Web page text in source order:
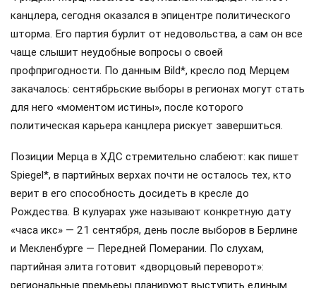
канцлера, сегодня оказался в эпицентре политического
шторма. Его партия бурлит от недовольства, а сам он все
чаще слышит неудобные вопросы о своей
профпригодности. По данным Bild*, кресло под Мерцем
закачалось: сентябрьские выборы в регионах могут стать
для него «моментом истины», после которого
политическая карьера канцлера рискует завершиться.
Позиции Мерца в ХДС стремительно слабеют: как пишет
Spiegel*, в партийных верхах почти не осталось тех, кто
верит в его способность досидеть в кресле до
Рождества. В кулуарах уже называют конкретную дату
«часа икс» — 21 сентября, день после выборов в Берлине
и Мекленбурге — Передней Померании. По слухам,
партийная элита готовит «дворцовый переворот»: